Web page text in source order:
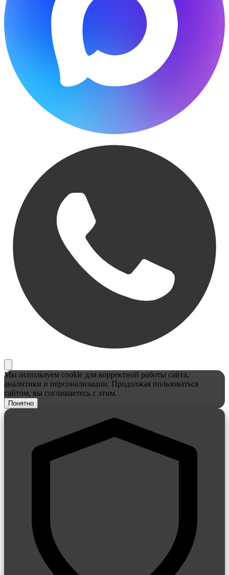
Мы используем cookie для корректной работы сайта,
аналитики и персонализации. Продолжая пользоваться
сайтом, вы соглашаетесь с этим.
Понятно